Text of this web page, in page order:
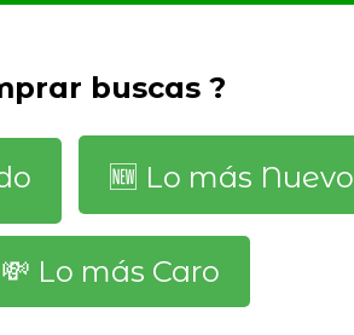
buscas ?
🆕️ Lo más Nuevo
💸 Lo más Caro